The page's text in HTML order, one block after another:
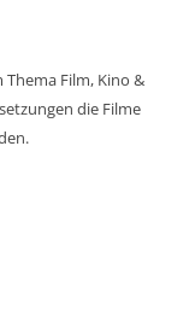
Film, Kino &
die Filme